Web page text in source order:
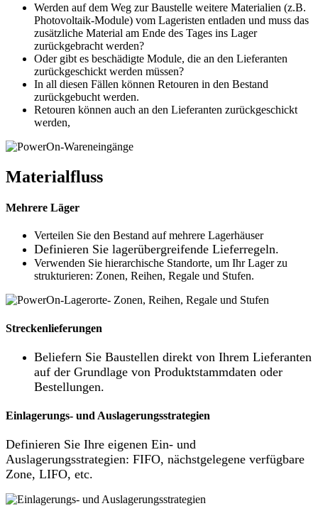
Werden auf dem Weg zur Baustelle weitere Materialien (z.B.
Photovoltaik-Module) vom Lageristen entladen und muss das
zusätzliche Material am Ende des Tages ins Lager
zurückgebracht werden?
Oder gibt es beschädigte Module, die an den Lieferanten
zurückgeschickt werden müssen?
In all diesen Fällen können Retouren in den Bestand
zurückgebucht werden.
Retouren können auch an den Lieferanten zurückgeschickt
werden,
Materialfluss
Mehrere Läger
Verteilen Sie den Bestand auf mehrere Lagerhäuser
Definieren Sie lagerübergreifende Lieferregeln.
Verwenden Sie hierarchische Standorte, um Ihr Lager zu
strukturieren: Zonen, Reihen, Regale und Stufen.
Streckenlieferungen
Beliefern Sie Baustellen direkt von Ihrem Lieferanten
auf der Grundlage von Produktstammdaten oder
Bestellungen.
Einlagerungs- und Auslagerungsstrategien
Definieren Sie Ihre eigenen Ein- und
Auslagerungsstrategien: FIFO, nächstgelegene verfügbare
Zone, LIFO, etc.